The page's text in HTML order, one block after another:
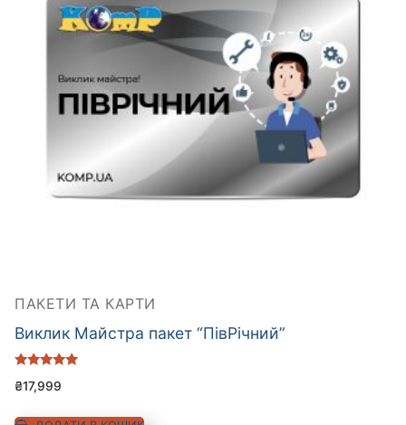
ПАКЕТИ ТА КАРТИ
Виклик Майстра пакет “ПівРічний”
5.00
₴17,999